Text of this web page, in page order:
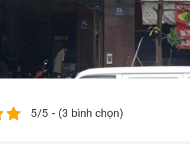
5/5 - (3 bình chọn)